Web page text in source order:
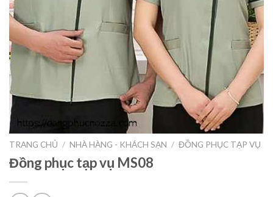
TRANG CHỦ / NHÀ HÀNG - KHÁCH SẠN / ĐỒNG PHỤC TẠP VỤ
Đồng phục tạp vụ MS08